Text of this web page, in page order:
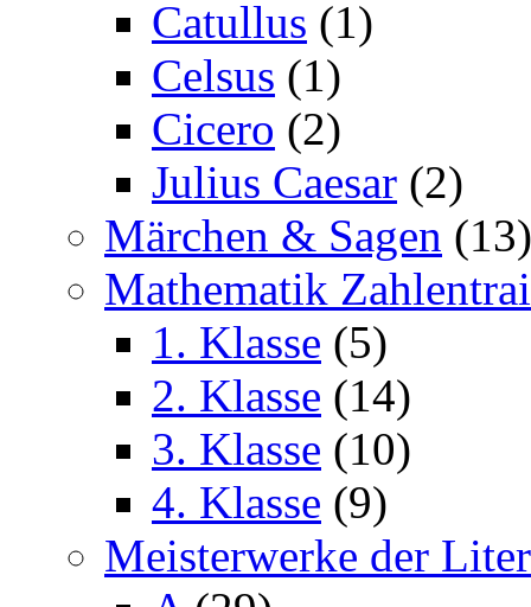
Catullus (1)
Celsus (1)
Cicero (2)
Julius Caesar (2)
Märchen & Sagen (13)
Mathematik
1. Klasse (5)
2. Klasse (14)
3. Klasse (10)
4. Klasse (9)
Meisterwerke der